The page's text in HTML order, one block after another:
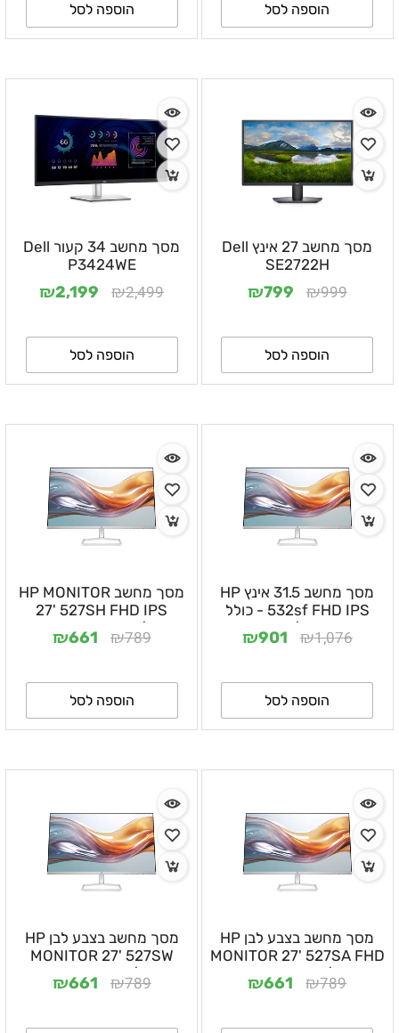
הוספה לסל הוספה לסל
מסך מחשב 27 אינץ Dell
SE2722H
₪999
₪799
הוספה לסל
מסך מחשב 34 קעור Dell
P3424WE
₪2,499
₪2,199
הוספה לסל
מסך מחשב 31.5 אינץ HP
532sf FHD IPS - כולל
יציאות VGA/HDMI ו- שנה
אחריות ע"י היבואן הרשמי
₪1,076
₪901
הוספה לסל
מסך מחשב HP MONITOR
27' 527SH FHD IPS
VGA/HDMI - שנה אחריות
ע"י היבואן הרשמי
₪789
₪661
הוספה לסל
מסך מחשב בצבע לבן HP
MONITOR 27' 527SA FHD
רמקולים, שנה אחריות ע"י
₪789
₪661
מסך מחשב בצבע לבן HP
MONITOR 27' 527SW
שנה אחריות ע"י היבואן
₪789
₪661